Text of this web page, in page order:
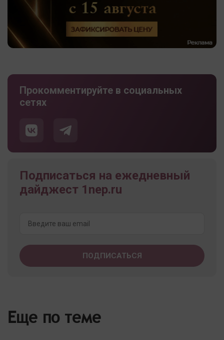
Прокомментируйте в социальных
сетях
Подписаться на ежедневный
дайджест 1nep.ru
Еще по теме